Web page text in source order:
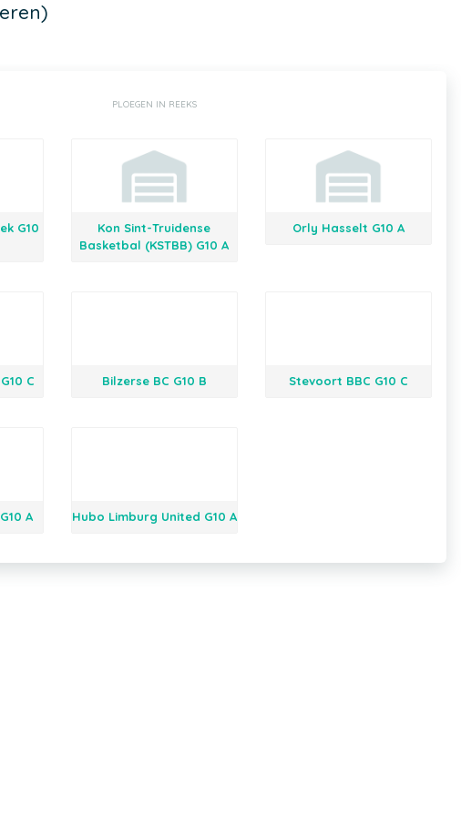
PLOEGEN IN REEKS
G10
Kon Sint-Truidense
Basketbal (KSTBB) G10 A
Orly Hasselt G10 A
C Bilzerse BC G10 B Stevoort BBC G10 C
A Hubo Limburg United G10 A